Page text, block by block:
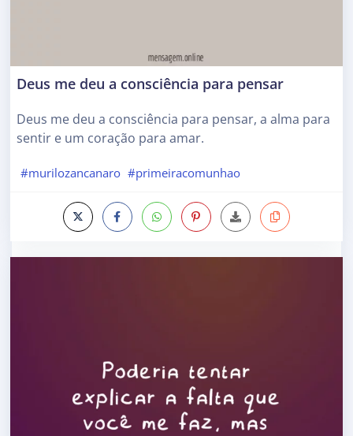
Deus me deu a consciência para pensar
Deus me deu a consciência para pensar, a alma para
sentir e um coração para amar.
#murilozancanaro #primeiracomunhao